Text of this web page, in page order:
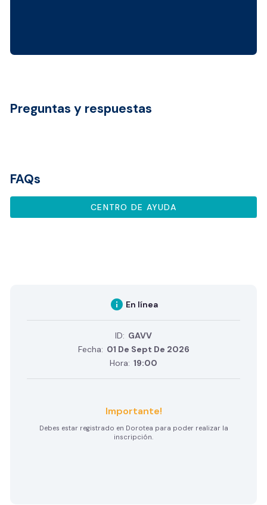
Preguntas y respuestas
FAQs
CENTRO DE AYUDA
info En línea
ID: GAVV
Fecha: 01 De Sept De 2026
Hora: 19:00
Importante!
Debes estar registrado en Dorotea para poder realizar la
inscripción.